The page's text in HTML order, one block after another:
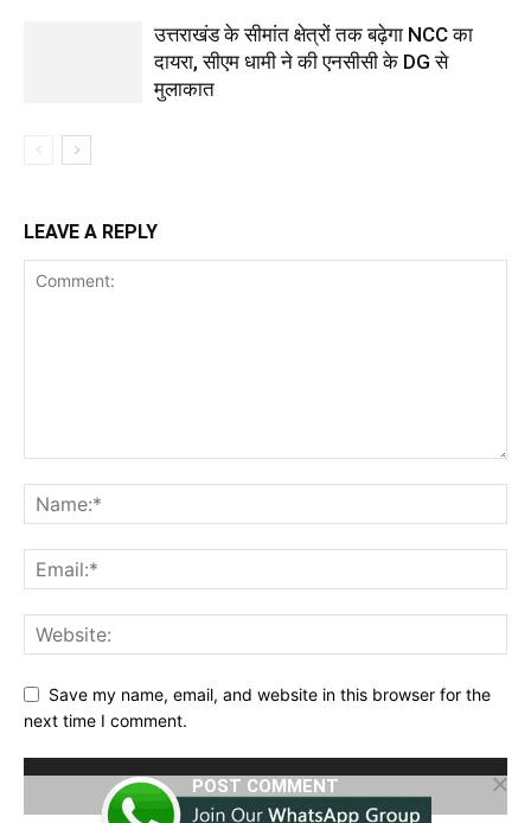
उत्तराखंड के सीमांत क्षेत्रों तक बढ़ेगा NCC का
दायरा, सीएम धामी ने की एनसीसी के DG से
मुलाकात
LEAVE A REPLY
Save my name, email, and website in this browser for the
next time I comment.